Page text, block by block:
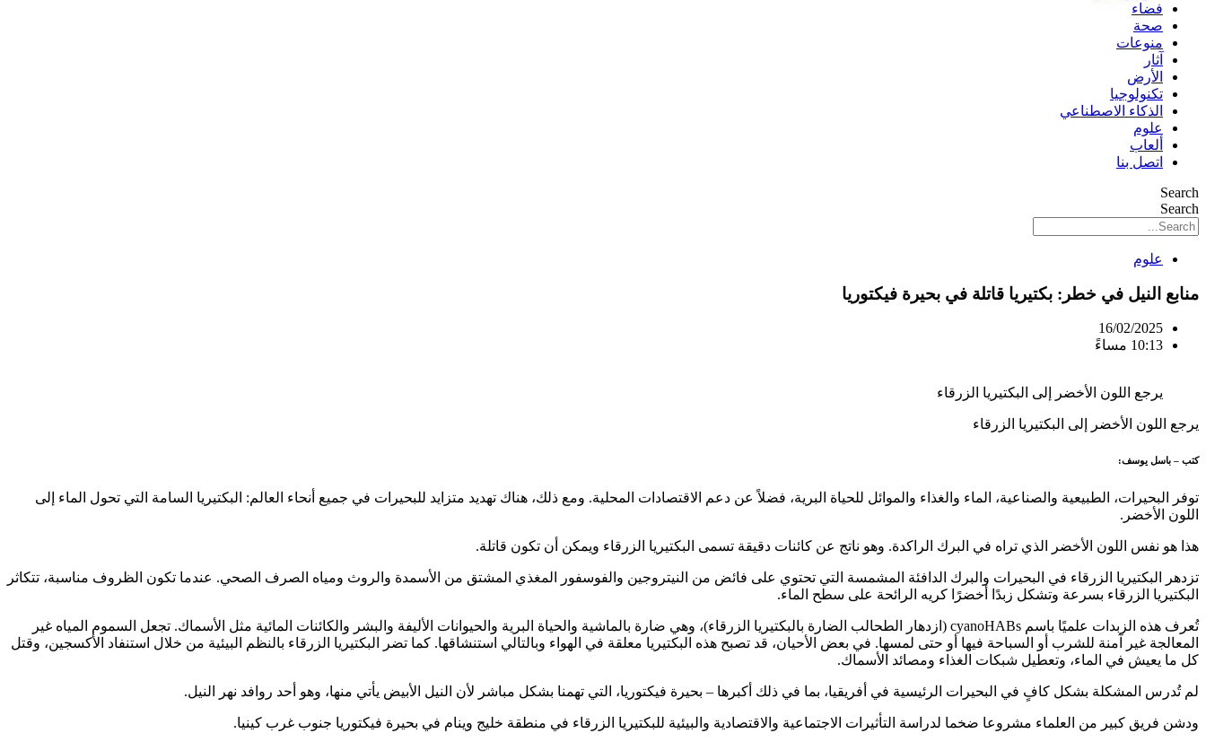
فضاء
صحة
منوعات
آثار
الأرض
تكنولوجيا
الذكاء الاصطناعي
علوم
ألعاب
اتصل بنا
Search
Search
علوم
منابع النيل في خطر: بكتيريا قاتلة في بحيرة فيكتوريا
16/02/2025
10:13 مساءً
يرجع اللون الأخضر إلى البكتيريا الزرقاء
يرجع اللون الأخضر إلى البكتيريا الزرقاء
كتب – باسل يوسف:
توفر البحيرات، الطبيعية والصناعية، الماء والغذاء والموائل للحياة البرية، فضلاً عن دعم الاقتصادات المحلية. ومع ذلك، هناك تهديد متزايد للبحيرات في جميع أنحاء العالم: البكتيريا السامة التي تحول الماء إلى
اللون الأخضر.
هذا هو نفس اللون الأخضر الذي تراه في البرك الراكدة. وهو ناتج عن كائنات دقيقة تسمى البكتيريا الزرقاء ويمكن أن تكون قاتلة.
تزدهر البكتيريا الزرقاء في البحيرات والبرك الدافئة المشمسة التي تحتوي على فائض من النيتروجين والفوسفور المغذي المشتق من الأسمدة والروث ومياه الصرف الصحي. عندما تكون الظروف مناسبة، تتكاثر
البكتيريا الزرقاء بسرعة وتشكل زبدًا أخضرًا كريه الرائحة على سطح الماء.
تُعرف هذه الزبدات علميًا باسم cyanoHABs (ازدهار الطحالب الضارة بالبكتيريا الزرقاء)، وهي ضارة بالماشية والحياة البرية والحيوانات الأليفة والبشر والكائنات المائية مثل الأسماك. تجعل السموم المياه غير
المعالجة غير آمنة للشرب أو السباحة فيها أو حتى لمسها. في بعض الأحيان، قد تصبح هذه البكتيريا معلقة في الهواء وبالتالي استنشاقها. كما تضر البكتيريا الزرقاء بالنظم البيئية من خلال استنفاد الأكسجين، وقتل
كل ما يعيش في الماء، وتعطيل شبكات الغذاء ومصائد الأسماك.
لم تُدرس المشكلة بشكل كافٍ في البحيرات الرئيسية في أفريقيا، بما في ذلك أكبرها – بحيرة فيكتوريا، التي تهمنا بشكل مباشر لأن النيل الأبيض يأتي منها، وهو أحد روافد نهر النيل.
ودشن فريق كبير من العلماء مشروعا ضخما لدراسة التأثيرات الاجتماعية والاقتصادية والبيئية للبكتيريا الزرقاء في منطقة خليج وينام في بحيرة فيكتوريا جنوب غرب كينيا.